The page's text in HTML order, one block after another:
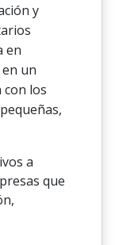
y
en
un
con los
a
que